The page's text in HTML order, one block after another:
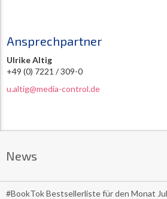
Ansprechpartner
Ulrike Altig
+49 (0) 7221 / 309-0
u.altig@media-control.de
News
#BookTok Bestsellerliste für den Monat